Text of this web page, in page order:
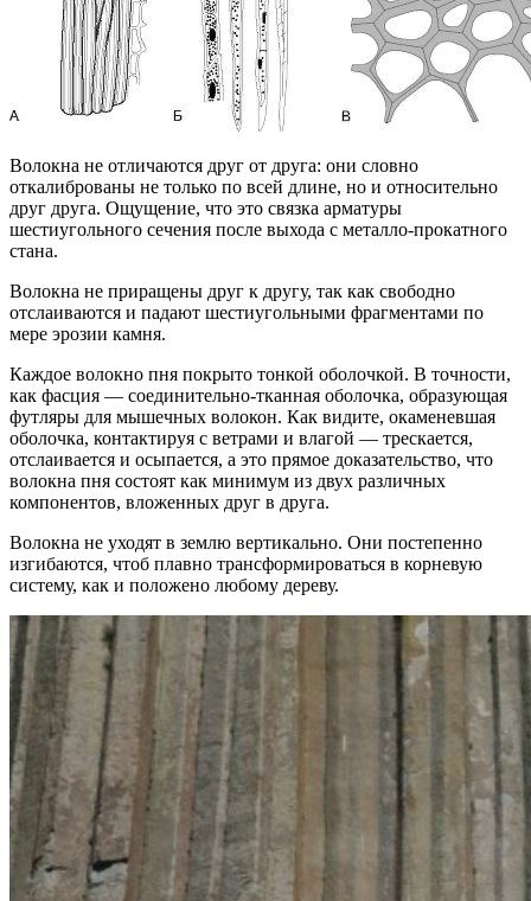
Волокна не отличаются друг от друга: они словно
откалиброваны не только по всей длине, но и относительно
друг друга. Ощущение, что это связка арматуры
шестиугольного сечения после выхода с металло-прокатного
стана.
Волокна не приращены друг к другу, так как свободно
отслаиваются и падают шестиугольными фрагментами по
мере эрозии камня.
Каждое волокно пня покрыто тонкой оболочкой. В точности,
как фасция — соединительно-тканная оболочка, образующая
футляры для мышечных волокон. Как видите, окаменевшая
оболочка, контактируя с ветрами и влагой — трескается,
отслаивается и осыпается, а это прямое доказательство, что
волокна пня состоят как минимум из двух различных
компонентов, вложенных друг в друга.
Волокна не уходят в землю вертикально. Они постепенно
изгибаются, чтоб плавно трансформироваться в корневую
систему, как и положено любому дереву.